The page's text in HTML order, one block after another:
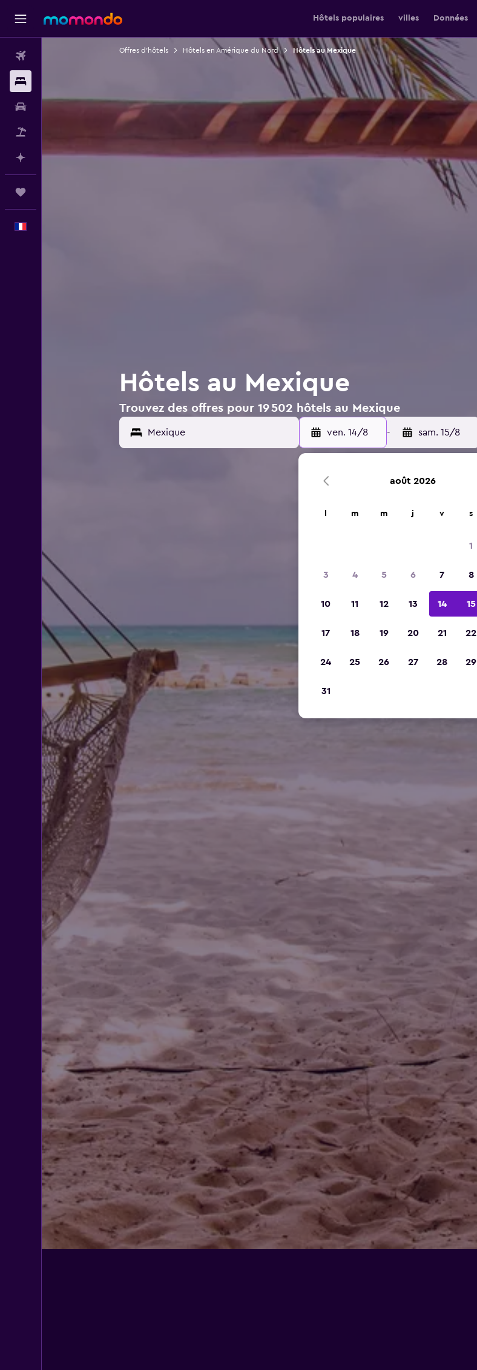
Hôtels populaires villes Données
Planifier avec l’IA
Offres d’hôtels Hôtels en Amérique du Nord Hôtels au Mexique
Hôtels au Mexique
Trouvez des offres pour 19 502 hôtels au Mexique
ven. 14/8 - sam. 15/8
août 2026
m m j v s
1
3 4 5 6 7 8
10 11 12 13 14 15
17 18 19 20 21 22
24 25 26 27 28 29
31